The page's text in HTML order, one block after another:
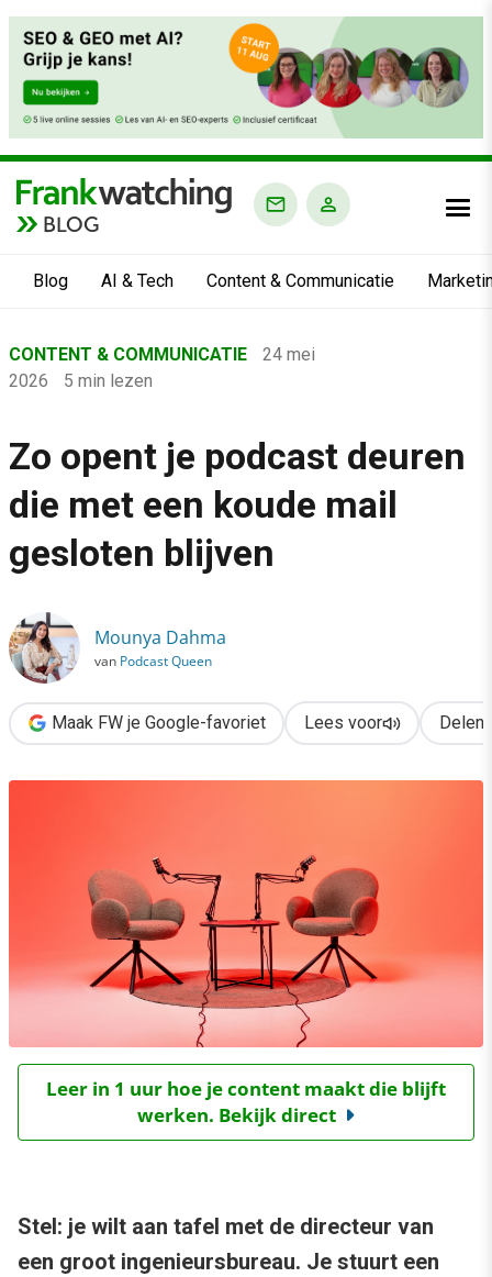
BLOG
Blog AI & Tech Content & Communicatie
›
Content & Communicatie
›
Zo opent je podcast deuren die met een koude mail gesloten
CONTENT & COMMUNICATIE
24 mei
2026
5 min lezen
Zo opent je podcast deuren
die met een koude mail
gesloten blijven
Mounya Dahma
van Podcast Queen
Maak FW je Google-favoriet Lees voor Delen
Leer in 1 uur hoe je content maakt die blijft
werken. Bekijk direct
Stel: je wilt aan tafel met de directeur van
een groot ingenieursbureau. Je stuurt een